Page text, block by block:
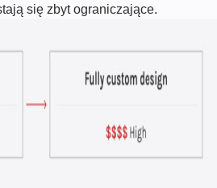
się zbyt ograniczające.